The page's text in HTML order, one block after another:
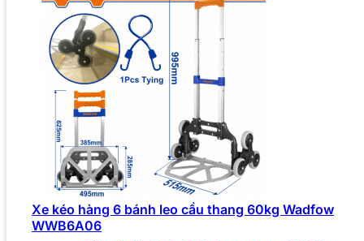
Xe kéo hàng 6 bánh leo cầu thang 60kg Wadfow
WWB6A06